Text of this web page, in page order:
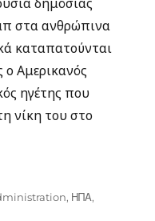
στα ανθρώπινα
καταπατούνται
Αμερικανός
ηγέτης που
νίκη του στο
, ΗΠΑ,